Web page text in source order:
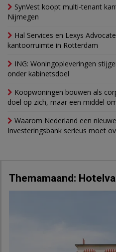
SynVest koopt multi-tenant
Nijmegen
Hal Services en Lexys
kantoorruimte in Rotterdam
ING: Woningopleveringen
onder kabinetsdoel
Koopwoningen bouwen als
doel op zich, maar een middel
Waarom Nederland een
Investeringsbank serieus moet
Themamaand: